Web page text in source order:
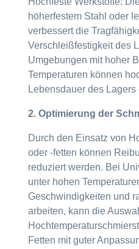
höherfestem Stahl oder
verbessert die
Verschleißfestigkeit des
Umgebungen mit hoher
Temperaturen können
Lebensdauer des
2. Optimierung der
Durch den Einsatz von
oder -fetten können
reduziert werden. Bei
unter hohen
Geschwindigkeiten und
arbeiten, kann die
Fetten mit guter